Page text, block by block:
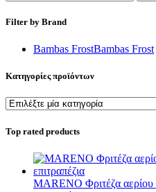
Filter by Brand
Bambas FrostBambas Frost
Κατηγορίες προϊόντων
Top rated products
MARENO Φριτέζα